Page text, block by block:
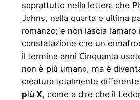
soprattutto nella lettera che
Johns, nella quarta e ultima
romanzo; e non lascia l’amaro
constatazione che un
il termine anni Cinquanta
non è più umano, ma è
creatura totalmente
più X, come a dire che il